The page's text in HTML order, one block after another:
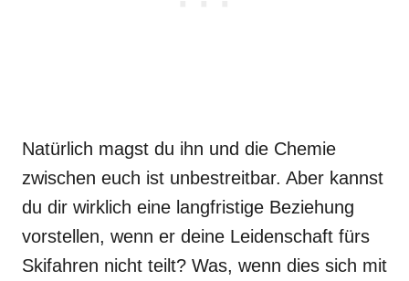
Natürlich magst du ihn und die Chemie
zwischen euch ist unbestreitbar. Aber kannst
du dir wirklich eine langfristige Beziehung
vorstellen, wenn er deine Leidenschaft fürs
Skifahren nicht teilt? Was, wenn dies sich mit